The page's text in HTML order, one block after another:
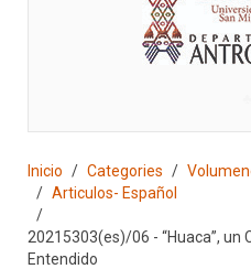
Inicio Categories
Articulos- Español
20215303(es)/06 - “Huaca”, un
Entendido